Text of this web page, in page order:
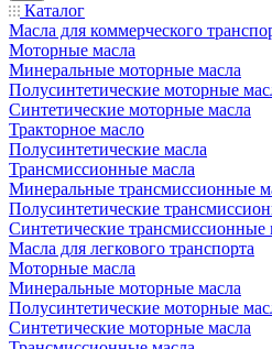
Каталог
Масла для коммерческого
Моторные масла
Минеральные моторные масла
Полусинтетические моторные
Синтетические моторные масла
Тракторное масло
Полусинтетические масла
Трансмиссионные масла
Минеральные трансмиссионные
Полусинтетические
Синтетические трансмиссионные
Масла для легкового транспорта
Моторные масла
Минеральные моторные масла
Полусинтетические моторные
Синтетические моторные масла